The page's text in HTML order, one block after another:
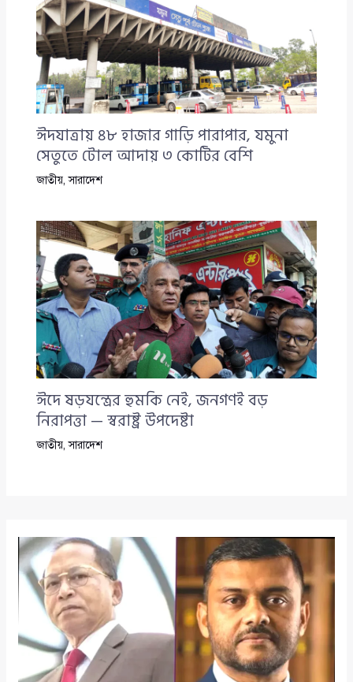
ঈদযাত্রায় ৪৮ হাজার গাড়ি পারাপার, যমুনা
সেতুতে টোল আদায় ৩ কোটির বেশি
জাতীয়,সারাদেশ
ঈদে ষড়যন্ত্রের হুমকি নেই, জনগণই বড়
নিরাপত্তা — স্বরাষ্ট্র উপদেষ্টা
জাতীয়,সারাদেশ